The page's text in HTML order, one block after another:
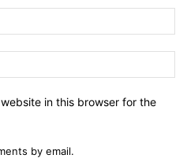
in this browser for the
by email.